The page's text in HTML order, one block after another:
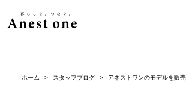
ホーム > スタッフブログ > アネストワンのモデルを販